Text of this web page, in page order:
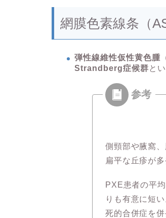
網膜色素線条（
弾性線維性仮性黄色腫
Strandberg症候群 と
側頸部や腋窩
扁平な丘疹が
PXE患者の平
りも有意に短
死的合併症を